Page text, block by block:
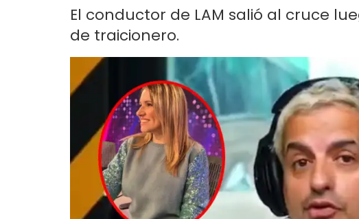
El conductor de LAM salió al cruce
de traicionero.